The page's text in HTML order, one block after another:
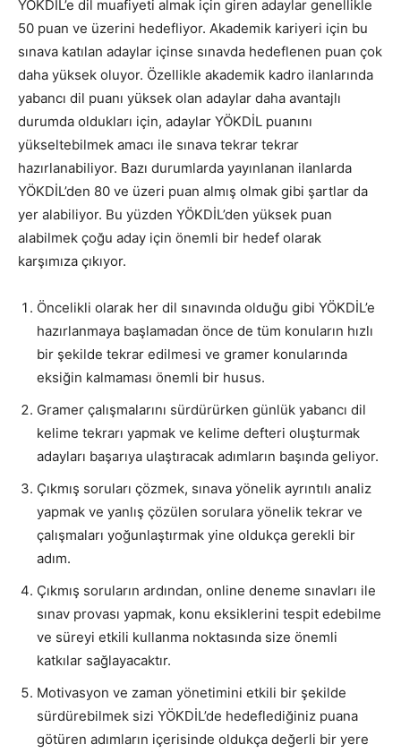
YÖKDİL’e dil muafiyeti almak için giren adaylar genellikle
50 puan ve üzerini hedefliyor. Akademik kariyeri için bu
sınava katılan adaylar içinse sınavda hedeflenen puan çok
daha yüksek oluyor. Özellikle akademik kadro ilanlarında
yabancı dil puanı yüksek olan adaylar daha avantajlı
durumda oldukları için, adaylar YÖKDİL puanını
yükseltebilmek amacı ile sınava tekrar tekrar
hazırlanabiliyor. Bazı durumlarda yayınlanan ilanlarda
YÖKDİL’den 80 ve üzeri puan almış olmak gibi şartlar da
yer alabiliyor. Bu yüzden YÖKDİL’den yüksek puan
alabilmek çoğu aday için önemli bir hedef olarak
karşımıza çıkıyor.
Öncelikli olarak her dil sınavında olduğu gibi YÖKDİL’e
hazırlanmaya başlamadan önce de tüm konuların hızlı
bir şekilde tekrar edilmesi ve gramer konularında
eksiğin kalmaması önemli bir husus.
Gramer çalışmalarını sürdürürken günlük yabancı dil
kelime tekrarı yapmak ve kelime defteri oluşturmak
adayları başarıya ulaştıracak adımların başında geliyor.
Çıkmış soruları çözmek, sınava yönelik ayrıntılı analiz
yapmak ve yanlış çözülen sorulara yönelik tekrar ve
çalışmaları yoğunlaştırmak yine oldukça gerekli bir
adım.
Çıkmış soruların ardından, online deneme sınavları ile
sınav provası yapmak, konu eksiklerini tespit edebilme
ve süreyi etkili kullanma noktasında size önemli
katkılar sağlayacaktır.
Motivasyon ve zaman yönetimini etkili bir şekilde
sürdürebilmek sizi YÖKDİL’de hedeflediğiniz puana
götüren adımların içerisinde oldukça değerli bir yere